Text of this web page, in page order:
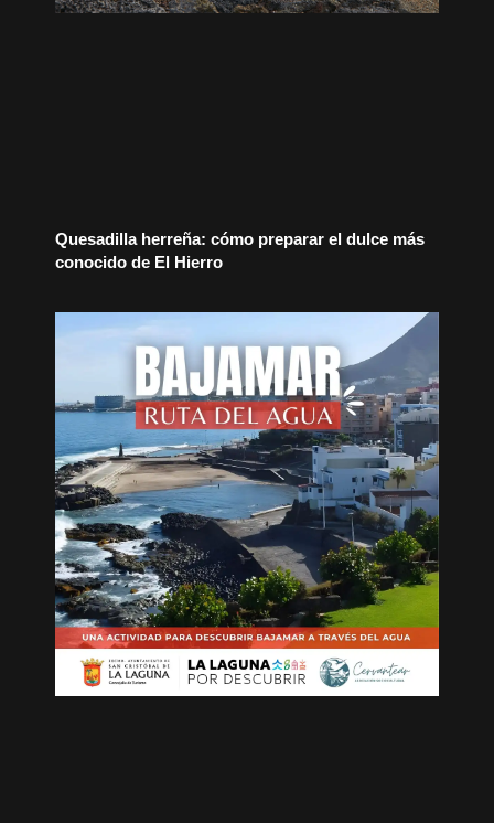
Quesadilla herreña: cómo preparar el dulce más
conocido de El Hierro